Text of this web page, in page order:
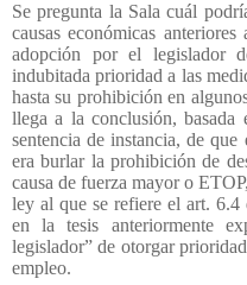
Se pregunta la Sala cuál
causas económicas
adopción por el legislador
indubitada prioridad a las
hasta su prohibición en
llega a la conclusión, basada
sentencia de instancia, de
era burlar la prohibición de
causa de fuerza mayor o
ley al que se refiere el art.
en la tesis anteriormente
legislador” de otorgar
empleo.